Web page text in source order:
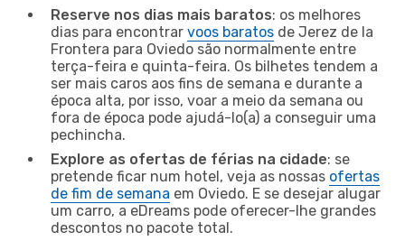
Reserve nos dias mais baratos: os melhores
dias para encontrar voos baratos de Jerez de la
Frontera para Oviedo são normalmente entre
terça-feira e quinta-feira. Os bilhetes tendem a
ser mais caros aos fins de semana e durante a
época alta, por isso, voar a meio da semana ou
fora de época pode ajudá-lo(a) a conseguir uma
pechincha.
Explore as ofertas de férias na cidade: se
pretende ficar num hotel, veja as nossas ofertas
de fim de semana em Oviedo. E se desejar alugar
um carro, a eDreams pode oferecer-lhe grandes
descontos no pacote total.